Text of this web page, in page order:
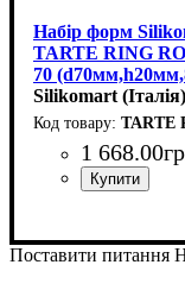
Набір форм
TARTE RING
70
Silikomart (Італія)
TARTE
1 668.00
Поставити питання